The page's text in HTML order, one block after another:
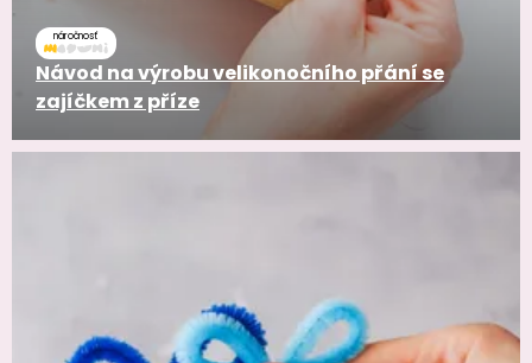
náročnosť
Návod na výrobu velikonočního přání se
zajíčkem z příze